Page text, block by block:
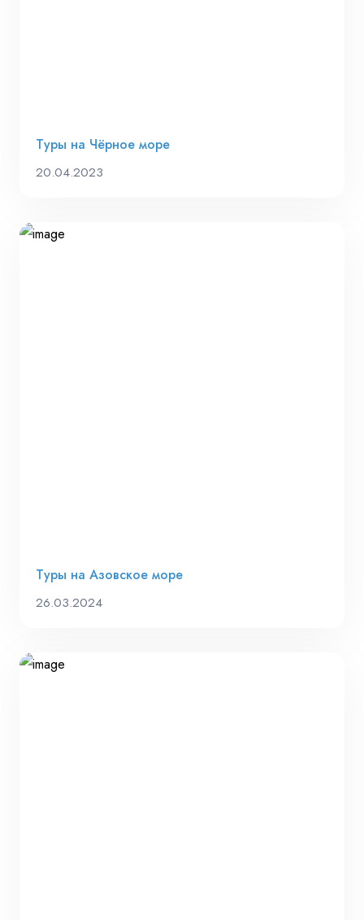
Туры на Чёрное море
20.04.2023
Туры на Азовское море
26.03.2024